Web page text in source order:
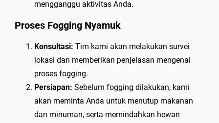
mengganggu aktivitas Anda.
Proses Fogging Nyamuk
Konsultasi: Tim kami akan melakukan survei
lokasi dan memberikan penjelasan mengenai
proses fogging.
Persiapan: Sebelum fogging dilakukan, kami
akan meminta Anda untuk menutup makanan
dan minuman, serta memindahkan hewan